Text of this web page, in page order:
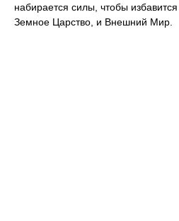
набирается силы, чтобы
Земное Царство, и Внешний Мир.